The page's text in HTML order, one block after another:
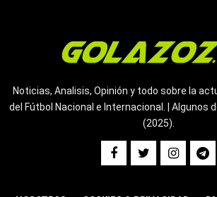
Noticias, Analisis, Opinión y todo sobre la
del Fútbol Nacional e Internacional. | Algunos
(2025).